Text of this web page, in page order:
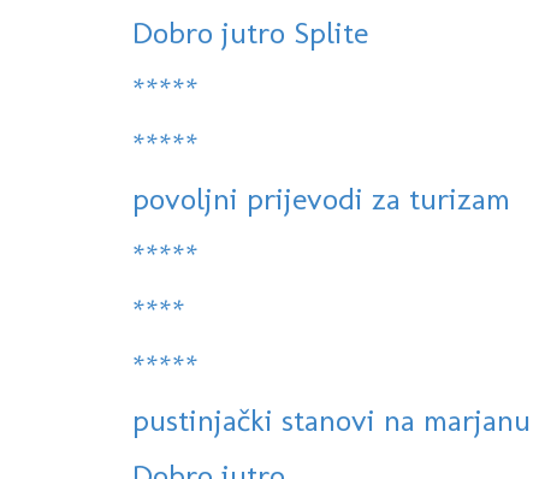
Dobro jutro Splite
*****
*****
povoljni prijevodi za turizam
*****
****
*****
pustinjački stanovi na marjanu